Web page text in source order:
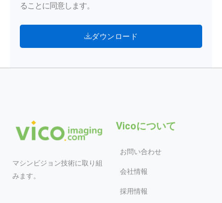
ることに同意します。
ダウンロード
マシンビジョン技術に取り組
みます。
Vicoについて
お問い合わせ
会社情報
採用情報